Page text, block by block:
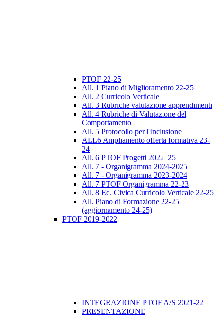
PTOF 22-25
All. 1 Piano di Miglioramento 22-25
All. 2 Curricolo Verticale
All. 3 Rubriche valutazione apprendimenti
All. 4 Rubriche di Valutazione del
Comportamento
All. 5 Protocollo per l'Inclusione
ALL6 Ampliamento offerta formativa 23-
24
All. 6 PTOF Progetti 2022_25
All. 7 - Organigramma 2024-2025
All. 7 - Organigramma 2023-2024
All. 7 PTOF Organigramma 22-23
All. 8 Ed. Civica Curricolo Verticale 22-25
All. Piano di Formazione 22-25
(aggiornamento 24-25)
PTOF 2019-2022
INTEGRAZIONE PTOF A/S 2021-22
PRESENTAZIONE